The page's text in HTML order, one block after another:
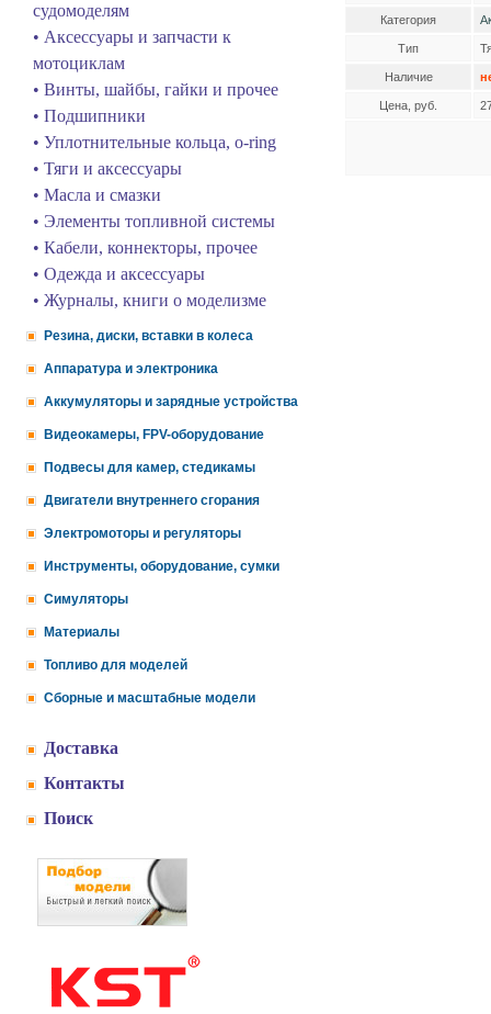
судомоделям
• Аксессуары и запчасти к
мотоциклам
• Винты, шайбы, гайки и прочее
• Подшипники
• Уплотнительные кольца, o-ring
• Тяги и аксессуары
• Масла и смазки
• Элементы топливной системы
• Кабели, коннекторы, прочее
• Одежда и аксессуары
• Журналы, книги о моделизме
Резина, диски, вставки в колеса
Аппаратура и электроника
Аккумуляторы и зарядные устройства
Видеокамеры, FPV-оборудование
Подвесы для камер, стедикамы
Двигатели внутреннего сгорания
Электромоторы и регуляторы
Инструменты, оборудование, сумки
Симуляторы
Материалы
Топливо для моделей
Сборные и масштабные модели
Доставка
Контакты
Поиск
Категория
Тип
Наличие
Цена, руб.